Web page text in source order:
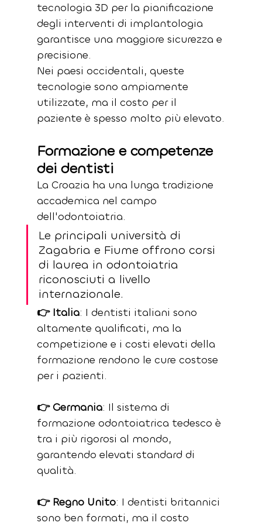
tecnologia 3D per la pianificazione
degli interventi di implantologia
garantisce una maggiore sicurezza e
precisione.
Nei paesi occidentali, queste
tecnologie sono ampiamente
utilizzate, ma il costo per il
paziente è spesso molto più elevato.
Formazione e competenze
dei dentisti
La Croazia ha una lunga tradizione
accademica nel campo
dell'odontoiatria.
Le principali università di
Zagabria e Fiume offrono corsi
di laurea in odontoiatria
riconosciuti a livello
internazionale.
👉 Italia: I dentisti italiani sono
altamente qualificati, ma la
competizione e i costi elevati della
formazione rendono le cure costose
per i pazienti.
👉 Germania: Il sistema di
formazione odontoiatrica tedesco è
tra i più rigorosi al mondo,
garantendo elevati standard di
qualità.
👉 Regno Unito: I dentisti britannici
sono ben formati, ma il costo